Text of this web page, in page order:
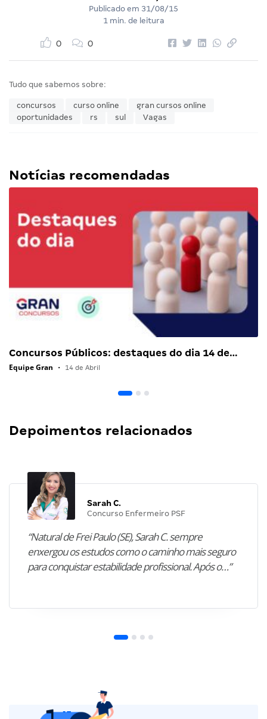
Publicado em 31/08/15
1 min. de leitura
0 0
Tudo que sabemos sobre:
concursos curso online
gran cursos online
oportunidades
rs sul Vagas
Notícias recomendadas
Concursos Públicos: destaques do dia 14 de…
Equipe Gran • 14 de Abril
Depoimentos relacionados
Sarah C.
Concurso Enfermeiro PSF
“Natural de Frei Paulo (SE), Sarah C. sempre
enxergou os estudos como o caminho mais seguro
para conquistar estabilidade profissional. Após o…”